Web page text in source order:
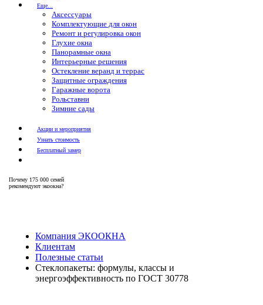
Еще...
Аксессуары
Комплектующие для окон
Ремонт и регулировка окон
Глухие окна
Панорамные окна
Интерьерные решения
Остекление веранд и террас
Защитные ограждения
Гаражные ворота
Рольставни
Зимние сады
Акции и мероприятия
Узнать стоимость
Бесплатный замер
Почему 175 000 семей
рекомендуют экоокна?
Компания ЭКООКНА
Клиентам
Полезные статьи
Стеклопакеты: формулы, классы и
энергоэффективность по ГОСТ 30778